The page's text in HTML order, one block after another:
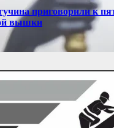
приговорили к
вышки